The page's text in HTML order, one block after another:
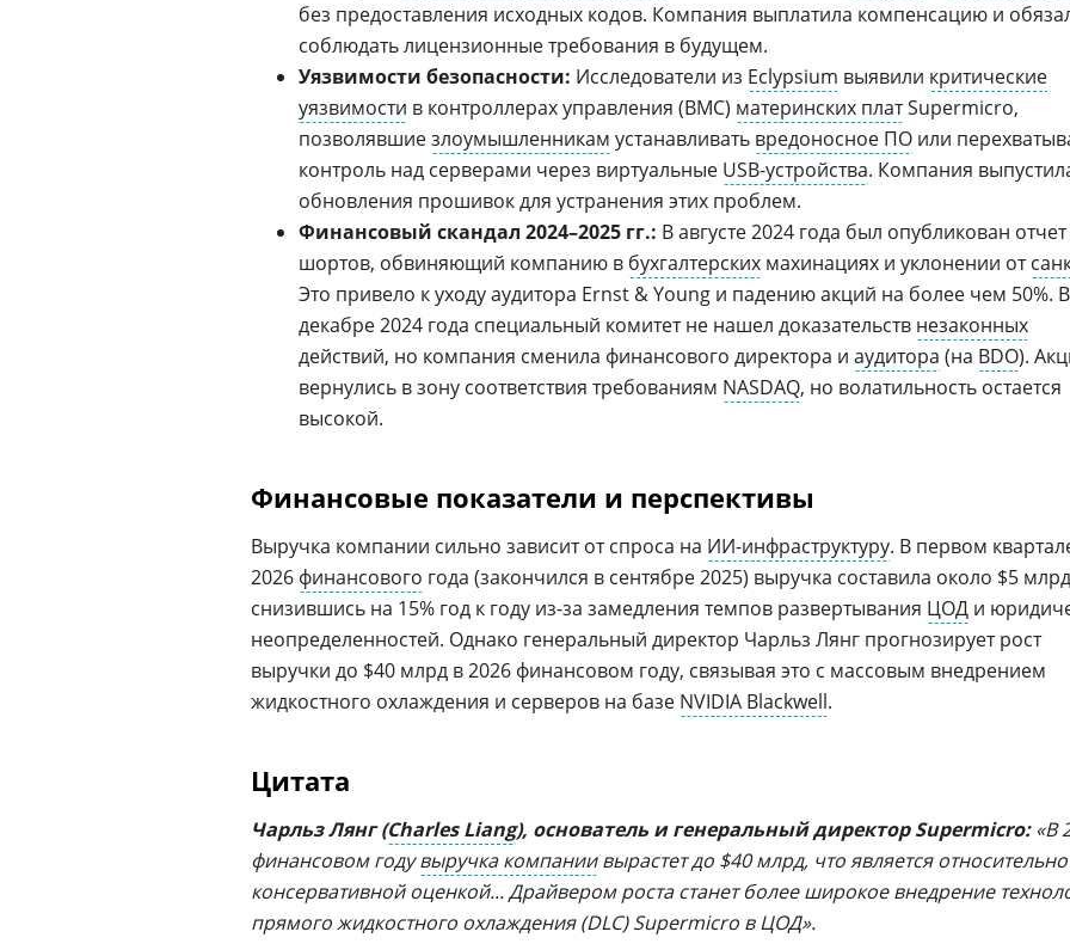
без предоставления исходных кодов. Компания выплатила компенсацию и
соблюдать лицензионные требования в будущем.
Уязвимости безопасности: Исследователи из Eclypsium выявили критические
уязвимости в контроллерах управления (BMC) материнских платSupermicro,
позволявшиезлоумышленникам устанавливать вредоносное ПО или
контроль над серверами через виртуальные USB-устройства. Компания
обновления прошивок для устранения этих проблем.
Финансовый скандал 2024–2025 гг.: В августе 2024 года был опубликован отчет
шортов, обвиняющий компанию в бухгалтерских махинациях и уклонении от
Это привело к уходу аудитора Ernst & Young и падению акций на более чем 50%. В
декабре 2024 года специальный комитет не нашел доказательств незаконных
действий, но компания сменила финансового директора и аудитора (на BDO).
вернулись в зону соответствия требованиям NASDAQ, но волатильность остается
высокой.
Финансовые показатели и перспективы
Выручка компании сильно зависит от спроса на ИИ-инфраструктуру. В первом
2026 финансового года (закончился в сентябре 2025) выручка составила около $5
снизившись на 15% год к году из-за замедления темпов развертывания ЦОД и
неопределенностей. Однако генеральный директор Чарльз Лянг прогнозирует рост
выручки до $40 млрд в 2026 финансовом году, связывая это с массовым внедрением
жидкостного охлаждения и серверов на базе NVIDIA Blackwell.
Цитата
Чарльз Лянг (Charles Liang), основатель и генеральный директор Supermicro:«В
финансовом годувыручка компаниивырастет до $40 млрд, что является относительно
консервативной оценкой... Драйвером роста станет более широкое внедрение
прямого жидкостного охлаждения (DLC) Supermicro в ЦОД».